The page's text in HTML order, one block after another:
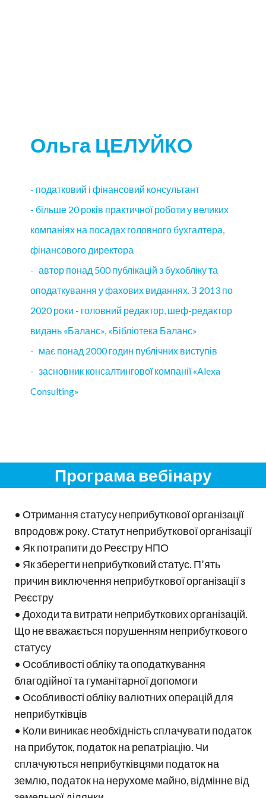
Ольга ЦЕЛУЙКО
- податковий і фінансовий консультант
- більше 20 років практичної роботи у великих
компаніях на посадах головного бухгалтера,
фінансового директора
- автор понад 500 публікацій з бухобліку та
оподаткування у фахових виданнях. З 2013 по
2020 роки - головний редактор, шеф-редактор
видань «Баланс», «Бібліотека Баланс»
- має понад 2000 годин публічних виступів
- засновник консалтингової компанії «Alexa
Consulting»
Програма вебінару
• Отримання статусу неприбуткової організації
впродовж року. Статут неприбуткової організації
• Як потрапити до Реєстру НПО
• Як зберегти неприбутковий статус. П’ять
причин виключення неприбуткової організації з
Реєстру
• Доходи та витрати неприбуткових організацій.
Що не вважається порушенням неприбуткового
статусу
• Особливості обліку та оподаткування
благодійної та гуманітарної допомоги
• Особливості обліку валютних операцій для
неприбутківців
• Коли виникає необхідність сплачувати податок
на прибуток, податок на репатріацію. Чи
сплачуються неприбутківцями податок на
землю, податок на нерухоме майно, відмінне від